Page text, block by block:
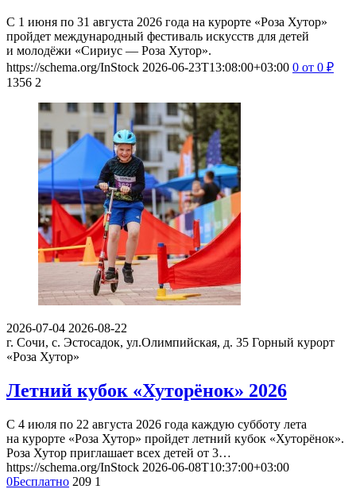
С 1 июня по 31 августа 2026 года на курорте «Роза Хутор»
пройдет международный фестиваль искусств для детей
и молодёжи «Сириус — Роза Хутор».
https://schema.org/InStock 2026-06-23T13:08:00+03:00 0 от 0 ₽
1356 2
2026-07-04 2026-08-22
г. Сочи, с. Эстосадок, ул.Олимпийская, д. 35 Горный курорт
«Роза Хутор»
Летний кубок «Хуторёнок» 2026
С 4 июля по 22 августа 2026 года каждую субботу лета
на курорте «Роза Хутор» пройдет летний кубок «Хуторёнок».
Роза Хутор приглашает всех детей от 3…
https://schema.org/InStock 2026-06-08T10:37:00+03:00
0Бесплатно 209 1